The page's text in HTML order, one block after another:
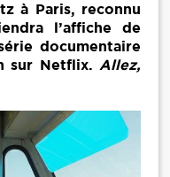
à Paris, reconnu
l’affiche de
documentaire
sur Netflix. Allez,